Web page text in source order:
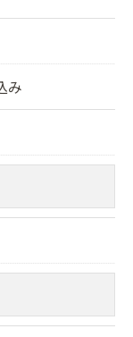
囲において、
護契約等の措
ないよう、適
み